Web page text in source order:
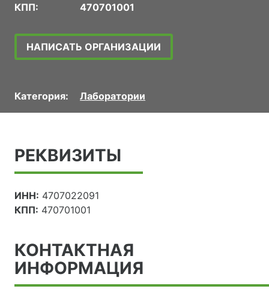
КПП:
470701001
НАПИСАТЬ ОРГАНИЗАЦИИ
Категория: Лаборатории
РЕКВИЗИТЫ
ИНН: 4707022091
КПП: 470701001
КОНТАКТНАЯ
ИНФОРМАЦИЯ